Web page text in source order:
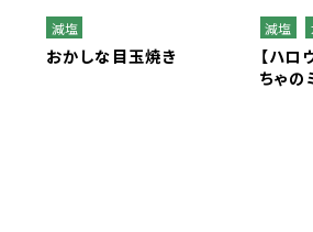
減塩
おかしな目玉焼き
減塩
【ハロ
ちゃの